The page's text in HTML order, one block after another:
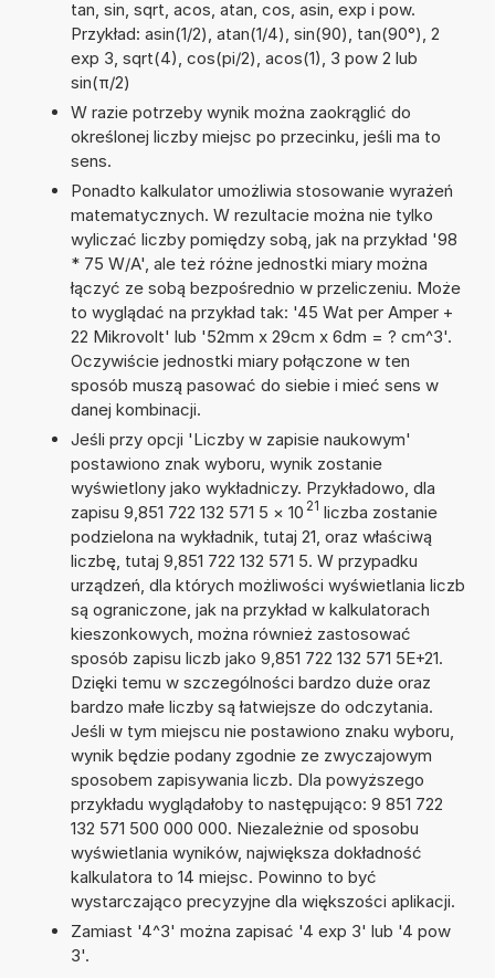
tan, sin, sqrt, acos, atan, cos, asin, exp i pow.
Przykład: asin(1/2), atan(1/4), sin(90), tan(90°), 2
exp 3, sqrt(4), cos(pi/2), acos(1), 3 pow 2 lub
sin(π/2)
W razie potrzeby wynik można zaokrąglić do
określonej liczby miejsc po przecinku, jeśli ma to
sens.
Ponadto kalkulator umożliwia stosowanie wyrażeń
matematycznych. W rezultacie można nie tylko
wyliczać liczby pomiędzy sobą, jak na przykład '98
* 75 W/A', ale też różne jednostki miary można
łączyć ze sobą bezpośrednio w przeliczeniu. Może
to wyglądać na przykład tak: '45 Wat per Amper +
22 Mikrovolt' lub '52mm x 29cm x 6dm = ? cm^3'.
Oczywiście jednostki miary połączone w ten
sposób muszą pasować do siebie i mieć sens w
danej kombinacji.
Jeśli przy opcji 'Liczby w zapisie naukowym'
postawiono znak wyboru, wynik zostanie
wyświetlony jako wykładniczy. Przykładowo, dla
zapisu 9,851 722 132 571 5 × 10 21 liczba zostanie
podzielona na wykładnik, tutaj 21, oraz właściwą
liczbę, tutaj 9,851 722 132 571 5. W przypadku
urządzeń, dla których możliwości wyświetlania liczb
są ograniczone, jak na przykład w kalkulatorach
kieszonkowych, można również zastosować
sposób zapisu liczb jako 9,851 722 132 571 5E+21.
Dzięki temu w szczególności bardzo duże oraz
bardzo małe liczby są łatwiejsze do odczytania.
Jeśli w tym miejscu nie postawiono znaku wyboru,
wynik będzie podany zgodnie ze zwyczajowym
sposobem zapisywania liczb. Dla powyższego
przykładu wyglądałoby to następująco: 9 851 722
132 571 500 000 000. Niezależnie od sposobu
wyświetlania wyników, największa dokładność
kalkulatora to 14 miejsc. Powinno to być
wystarczająco precyzyjne dla większości aplikacji.
Zamiast '4^3' można zapisać '4 exp 3' lub '4 pow
3'.